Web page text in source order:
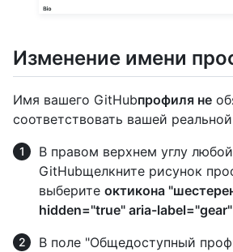
Изменение имени
Имя вашего GitHubпрофиля не
соответствовать вашей
В правом верхнем углу
GitHubщелкните рисунок
выберите октикона
hidden="true" aria-
В поле "Общедоступный